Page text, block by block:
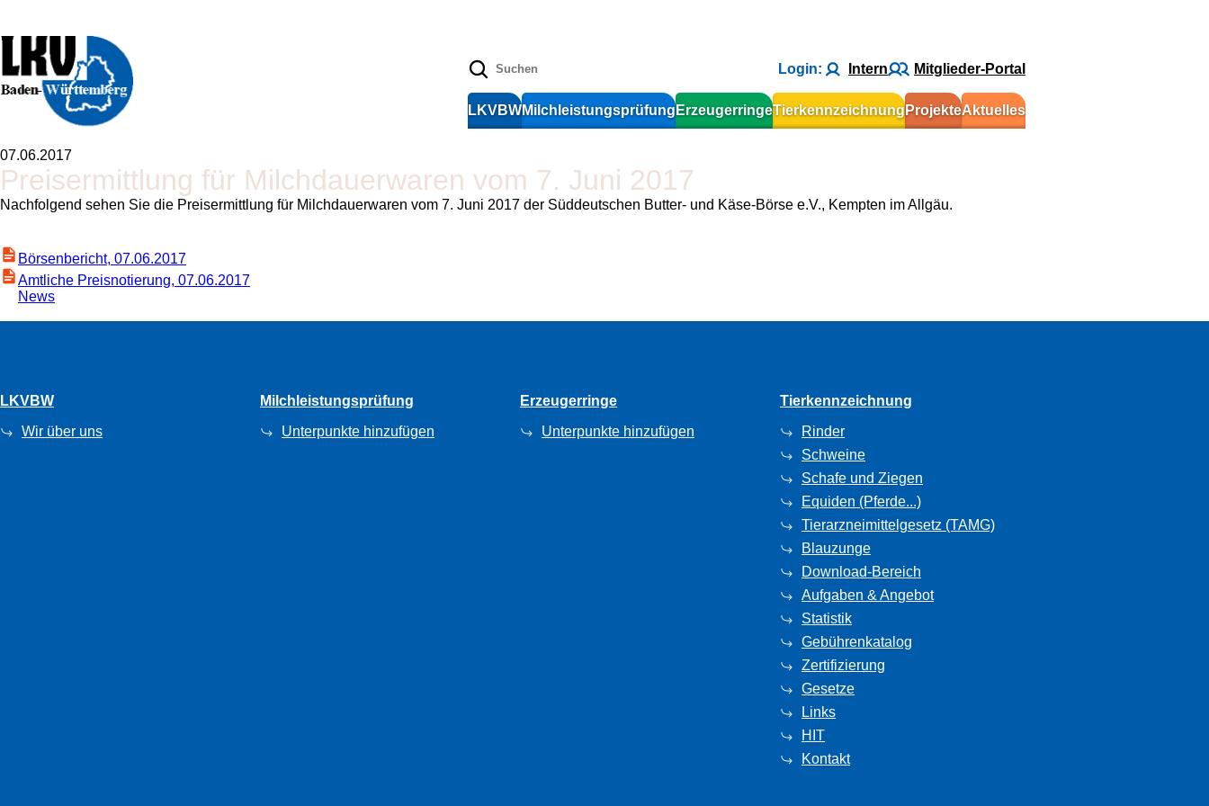
Login: Intern Mitglieder-Portal
LKVBWMilchleistungsprüfungErzeugerringeTierkennzeichnungProjekteAktuelles
07.06.2017
Preisermittlung für Milchdauerwaren vom 7. Juni 2017
Nachfolgend sehen Sie die Preisermittlung für Milchdauerwaren vom 7. Juni 2017 der Süddeutschen Butter- und Käse-Börse e.V., Kempten im Allgäu.
Börsenbericht, 07.06.2017
Amtliche Preisnotierung, 07.06.2017
News
LKVBW
Wir über uns
Milchleistungsprüfung
Unterpunkte hinzufügen
Erzeugerringe
Unterpunkte hinzufügen
Tierkennzeichnung
Rinder
Schweine
Schafe und Ziegen
Equiden (Pferde...)
Tierarzneimittelgesetz (TAMG)
Blauzunge
Download-Bereich
Aufgaben & Angebot
Statistik
Gebührenkatalog
Zertifizierung
Gesetze
Links
HIT
Kontakt